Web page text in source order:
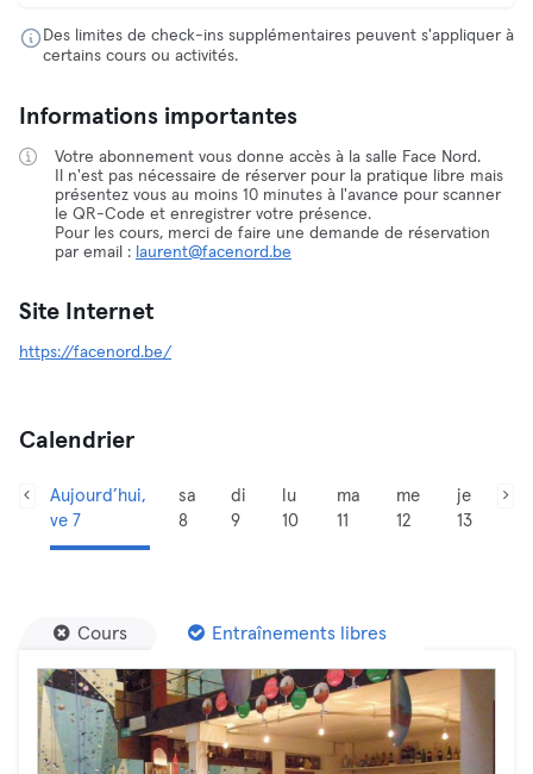
Des limites de check-ins supplémentaires peuvent s'appliquer à
certains cours ou activités.
Informations importantes
Votre abonnement vous donne accès à la salle Face Nord.
Il n'est pas nécessaire de réserver pour la pratique libre mais
présentez vous au moins 10 minutes à l'avance pour scanner
le QR-Code et enregistrer votre présence.
Pour les cours, merci de faire une demande de réservation
par email : laurent@facenord.be
Site Internet
https://facenord.be/
Calendrier
Aujourd’hui,
ve 7
sa
8
di
9
lu
10
ma
11
me
12
je
13
Cours Entraînements libres